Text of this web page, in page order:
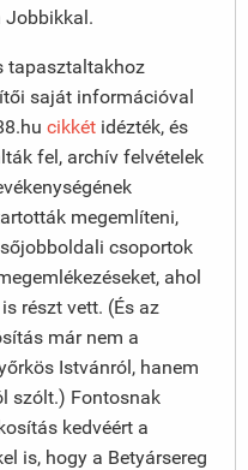
Jobbikkal.
tapasztaltakhoz
saját információval
cikkét idézték, és
fel, archív felvételek
megemlíteni,
csoportok
ahol
részt vett. (És az
már nem a
Istvánról, hanem
szólt.) Fontosnak
kedvéért a
is, hogy a Betyársereg